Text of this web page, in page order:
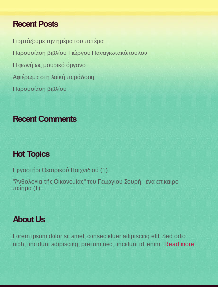
Recent Posts
Γιορτάζουμε την ημέρα του πατέρα
Παρουσίαση βιβλίου Γιώργου Παναγιωτακόπουλου
Η φωνή ως μουσικό όργανο
Αφιέρωμα στη λαϊκή παράδοση
Παρουσίαση βιβλίου
Recent Comments
Hot Topics
Εργαστήρι Θεατρικού Παιχνιδιού (1)
"Ἀνθολογία τῆς Οἰκονομίας" του Γεωργίου Σουρή - ένα επίκαιρο
ποίημα (1)
About Us
Lorem ipsum dolor sit amet, consectetuer adipiscing elit. Sed odio
nibh, tincidunt adipiscing, pretium nec, tincidunt id, enim...
Read more